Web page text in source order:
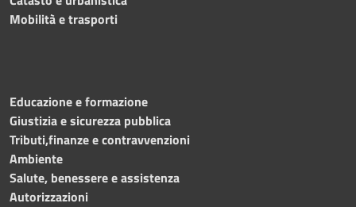
Mobilità e trasporti
Educazione e formazione
Giustizia e sicurezza pubblica
Tributi,finanze e contravvenzioni
Ambiente
Salute, benessere e assistenza
Autorizzazioni